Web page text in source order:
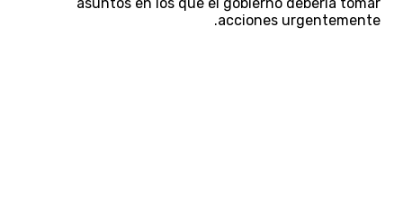
acciones urgentemente.